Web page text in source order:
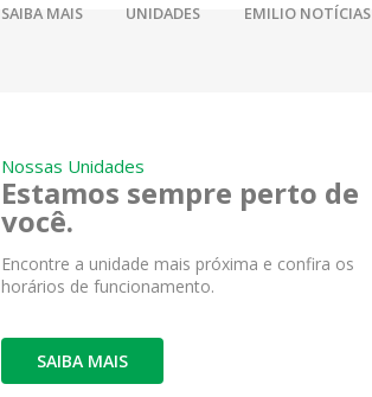
SAIBA MAIS UNIDADES EMILIO NOTÍCIAS
Nossas Unidades
Estamos sempre perto de
você.
Encontre a unidade mais próxima e confira os
horários de funcionamento.
SAIBA MAIS